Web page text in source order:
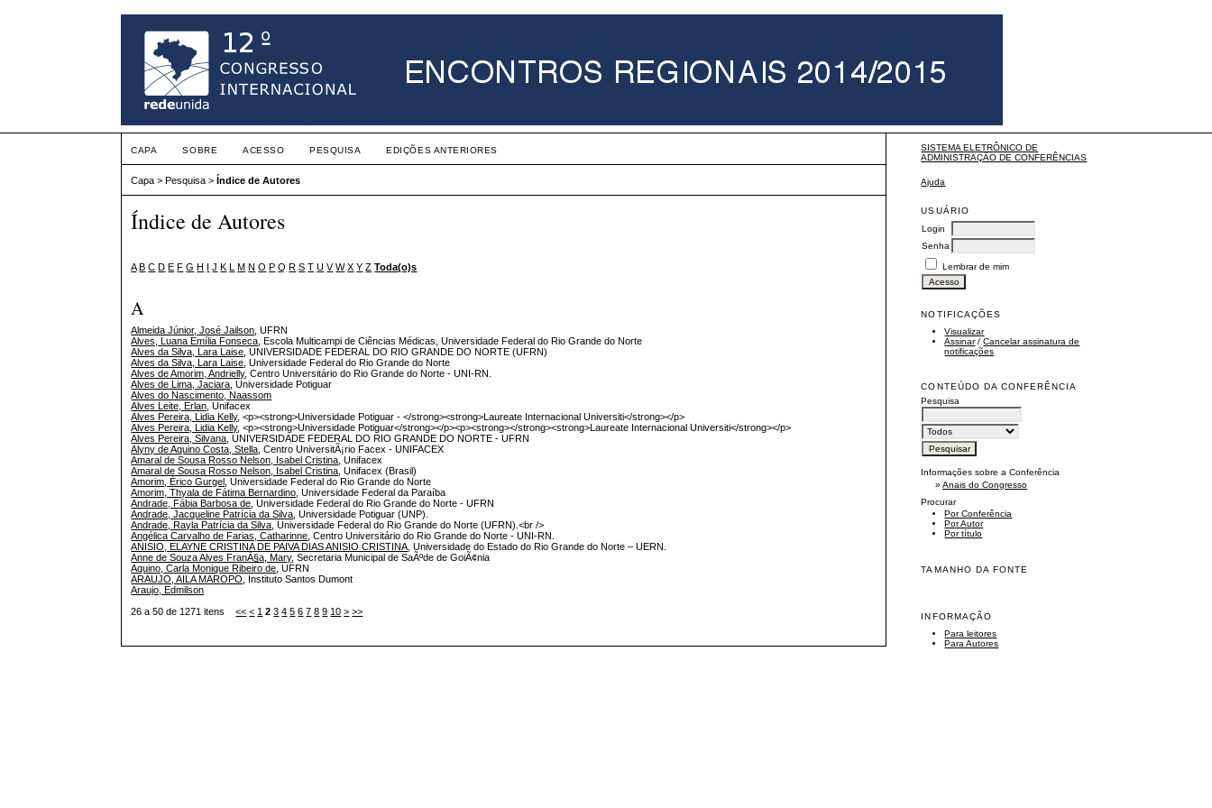
SISTEMA ELETRÔNICO DE
ADMINISTRAÇÃO DE CONFERÊNCIAS
Ajuda
USUÁRIO
Login
Senha
Lembrar de mim
NOTIFICAÇÕES
Visualizar
Assinar/Cancelar assinatura de
notificações
CONTEÚDO DA CONFERÊNCIA
Pesquisa
Informações sobre a Conferência
»Anais do Congresso
Procurar
Por Conferência
Por Autor
Por título
TAMANHO DA FONTE
INFORMAÇÃO
Para leitores
Para Autores
CAPA SOBRE ACESSO PESQUISA EDIÇÕES ANTERIORES
Capa >Pesquisa >Índice de Autores
Índice de Autores
A B C D E F G H I J K L M N O P Q R S T U V W X Y Z Toda(o)s
A
Almeida Júnior, José Jailson , UFRN
Alves, Luana Emília Fonseca , Escola Multicampi de Ciências Médicas, Universidade Federal do Rio Grande do Norte
Alves da Silva, Lara Laise , UNIVERSIDADE FEDERAL DO RIO GRANDE DO NORTE (UFRN)
Alves da Silva, Lara Laise , Universidade Federal do Rio Grande do Norte
Alves de Amorim, Andrielly, Centro Universitário do Rio Grande do Norte - UNI-RN.
Alves de Lima, Jaciara , Universidade Potiguar
Alves do Nascimento, Naassom
Alves Leite, Erlan , Unifacex
Alves Pereira, Lidia Kelly, <p><strong>Universidade Potiguar - </strong><strong>Laureate Internacional Universiti</strong></p>
Alves Pereira, Lidia Kelly, <p><strong>Universidade Potiguar</strong></p><p><strong></strong><strong>Laureate Internacional Universiti</strong></p>
Alves Pereira, Silvana , UNIVERSIDADE FEDERAL DO RIO GRANDE DO NORTE - UFRN
Alyny de Aquino Costa, Stella , Centro UniversitÃ¡rio Facex - UNIFACEX
Amaral de Sousa Rosso Nelson, Isabel Cristina , Unifacex
Amaral de Sousa Rosso Nelson, Isabel Cristina , Unifacex (Brasil)
Amorim, Érico Gurgel
, Universidade Federal do Rio Grande do Norte
Amorim, Thyala de Fátima Bernardino , Universidade Federal da Paraíba
Andrade, Fábia Barbosa de , Universidade Federal do Rio Grande do Norte - UFRN
Andrade, Jacqueline Patrícia da Silva , Universidade Potiguar (UNP).
Andrade, Rayla Patrícia da Silva , Universidade Federal do Rio Grande do Norte (UFRN).<br />
Angélica Carvalho de Farias, Catharinne , Centro Universitário do Rio Grande do Norte - UNI-RN.
ANISIO, ELAYNE CRISTINA DE PAIVA DIAS ANISIO CRISTINA , Universidade do Estado do Rio Grande do Norte – UERN.
Anne de Souza Alves FranÃ§a, Mary, Secretaria Municipal de SaÃºde de GoiÃ¢nia
Aquino, Carla Monique Ribeiro de , UFRN
ARAUJO, AILA MAROPO
, Instituto Santos Dumont
Araujo, Edmilson
26 a 50 de 1271 itens<< < 1 2 3 4 5 6 7 8 9 10 > >>